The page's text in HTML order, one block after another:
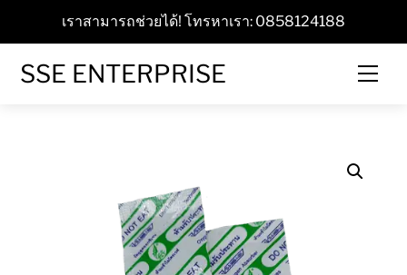
content
เราสามารถช่วยได้! โทรหาเรา: 0858124188
SSE ENTERPRISE